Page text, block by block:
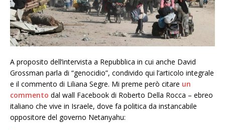
A proposito dell’intervista a Repubblica in cui anche David
Grossman parla di “genocidio”, condivido qui l’articolo integrale
e il commento di Liliana Segre. Mi preme però citare un
commento dal wall Facebook di Roberto Della Rocca – ebreo
italiano che vive in Israele, dove fa politica da instancabile
oppositore del governo Netanyahu: